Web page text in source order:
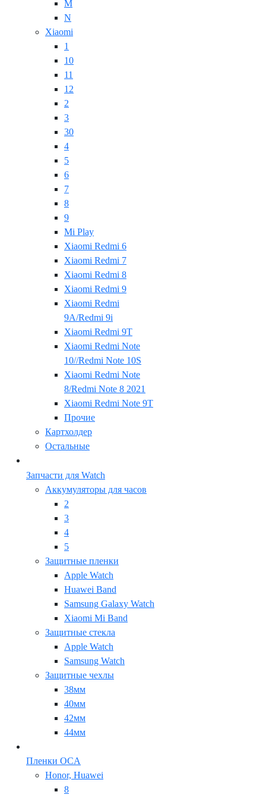
M
N
Xiaomi
1
10
11
12
2
3
30
4
5
6
7
8
9
Mi Play
Xiaomi Redmi 6
Xiaomi Redmi 7
Xiaomi Redmi 8
Xiaomi Redmi 9
Xiaomi Redmi
9A/Redmi 9i
Xiaomi Redmi 9T
Xiaomi Redmi Note
10//Redmi Note 10S
Xiaomi Redmi Note
8/Redmi Note 8 2021
Xiaomi Redmi Note 9T
Прочие
Картхолдер
Остальные
Запчасти для Watch
Аккумуляторы для часов
2
3
4
5
Защитные пленки
Apple Watch
Huawei Band
Samsung Galaxy Watch
Xiaomi Mi Band
Защитные стекла
Apple Watch
Samsung Watch
Защитные чехлы
38мм
40мм
42мм
44мм
Пленки OCA
Honor, Huawei
8